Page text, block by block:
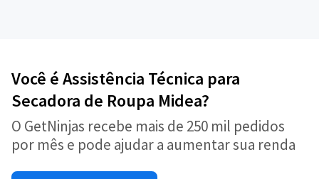
Você é Assistência Técnica para
Secadora de Roupa Midea?
O GetNinjas recebe mais de 250 mil pedidos
por mês e pode ajudar a aumentar sua renda